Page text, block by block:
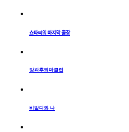
쇼타씨의 마지막 출장
방과후퇴마클럽
비발디와 나